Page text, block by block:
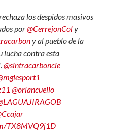
los despidos masivos
por@CerrejonColy
y al pueblo de la
lucha contra esta
@sintracarboncie
@orlancuello
TX8MVQ9j1D